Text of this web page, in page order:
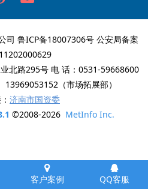
司 鲁ICP备18007306号公安局备案
北路295号 电 话：0531-59668600
（市场拓展部）
济南市国资委
©2008-2026 MetInfo Inc.
客户案例 QQ客服